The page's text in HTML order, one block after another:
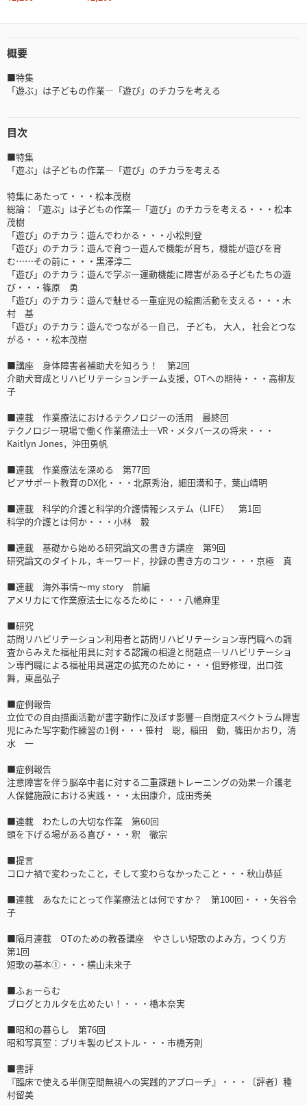
概要
■特集
「遊ぶ」は子どもの作業―「遊び」のチカラを考える
目次
■特集
「遊ぶ」は子どもの作業―「遊び」のチカラを考える
特集にあたって・・・松本茂樹
総論：「遊ぶ」は子どもの作業―「遊び」のチカラを考える・・・松本
茂樹
「遊び」のチカラ：遊んでわかる・・・小松則登
「遊び」のチカラ：遊んで育つ―遊んで機能が育ち，機能が遊びを育
む……その前に・・・黒澤淳二
「遊び」のチカラ：遊んで学ぶ―運動機能に障害がある子どもたちの遊
び・・・篠原 勇
「遊び」のチカラ：遊んで魅せる―重症児の絵画活動を支える・・・木
村 基
「遊び」のチカラ：遊んでつながる―自己， 子ども， 大人， 社会とつな
がる・・・松本茂樹
■講座 身体障害者補助犬を知ろう！ 第2回
介助犬育成とリハビリテーションチーム支援，OTへの期待・・・高柳友
子
■連載 作業療法におけるテクノロジーの活用 最終回
テクノロジー現場で働く作業療法士―VR・メタバースの将来・・・
Kaitlyn Jones，沖田勇帆
■連載 作業療法を深める 第77回
ピアサポート教育のDX化・・・北原秀治，細田満和子，葉山靖明
■連載 科学的介護と科学的介護情報システム（LIFE） 第1回
科学的介護とは何か・・・小林 毅
■連載 基礎から始める研究論文の書き方講座 第9回
研究論文のタイトル，キーワード，抄録の書き方のコツ・・・京極 真
■連載 海外事情～my story 前編
アメリカにて作業療法士になるために・・・八幡麻里
■研究
訪問リハビリテーション利用者と訪問リハビリテーション専門職への調
査からみえた福祉用具に対する認識の相違と問題点―リハビリテーショ
ン専門職による福祉用具選定の拡充のために・・・伹野修理，出口弦
舞，東畠弘子
■症例報告
立位での自由描画活動が書字動作に及ぼす影響―自閉症スペクトラム障害
児にみた写字動作練習の1例・・・笹村 聡，稲田 勤，篠田かおり，清
水 一
■症例報告
注意障害を伴う脳卒中者に対する二重課題トレーニングの効果―介護老
人保健施設における実践・・・太田康介，成田秀美
■連載 わたしの大切な作業 第60回
頭を下げる場がある喜び・・・釈 徹宗
■提言
コロナ禍で変わったこと，そして変わらなかったこと・・・秋山恭延
■連載 あなたにとって作業療法とは何ですか？ 第100回・・・矢谷令
子
■隔月連載 OTのための教養講座 やさしい短歌のよみ方，つくり方
第1回
短歌の基本①・・・横山未来子
■ふぉーらむ
ブログとカルタを広めたい！・・・橋本奈実
■昭和の暮らし 第76回
昭和写真室：ブリキ製のピストル・・・市橋芳則
■書評
『臨床で使える半側空間無視への実践的アプローチ』・・・〔評者〕種
村留美